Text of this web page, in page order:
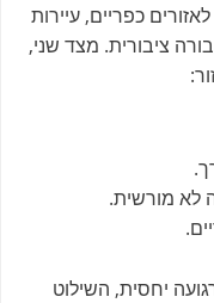
כפריים, עיירות
ציבורית. מצד שני,
יחסית, השילוט